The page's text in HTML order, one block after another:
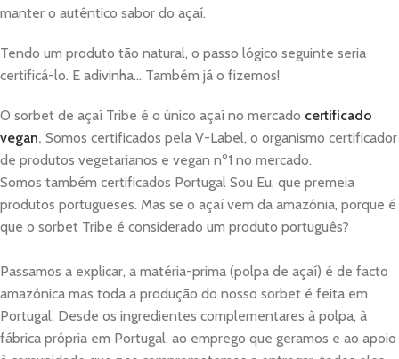
manter o autêntico sabor do açaí.
Tendo um produto tão natural, o passo lógico seguinte seria
certificá-lo. E adivinha... Também já o fizemos!
O sorbet de açaí Tribe é o único açaí no mercado certificado
vegan. Somos certificados pela V-Label, o organismo certificador
de produtos vegetarianos e vegan nº1 no mercado.
Somos também certificados Portugal Sou Eu, que premeia
produtos portugueses. Mas se o açaí vem da amazónia, porque é
que o sorbet Tribe é considerado um produto português?
Passamos a explicar, a matéria-prima (polpa de açaí) é de facto
amazónica mas toda a produção do nosso sorbet é feita em
Portugal. Desde os ingredientes complementares à polpa, à
fábrica própria em Portugal, ao emprego que geramos e ao apoio